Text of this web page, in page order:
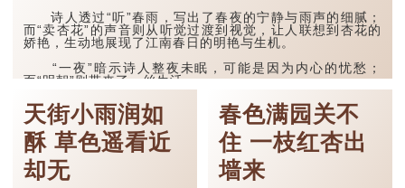
诗人透过“听”春雨，写出了春夜的宁静与雨声的细腻；
而“卖杏花”的声音则从听觉过渡到视觉，让人联想到杏花的
娇艳，生动地展现了江南春日的明艳与生机。
“一夜”暗示诗人整夜未眠，可能是因为内心的忧愁；
而“明朝”则带来了一丝生活...
天街小雨润如
酥 草色遥看近
却无
春色满园关不
住 一枝红杏出
墙来